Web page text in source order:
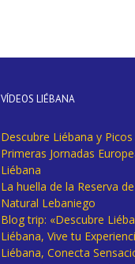
VÍDEOS LIÉBANA
Descubre Liébana y
Primeras Jornadas
Liébana
La huella de la Reserva
Natural Lebaniego
Blog trip: «Descubre
Liébana, Vive tu
Liébana, Conecta